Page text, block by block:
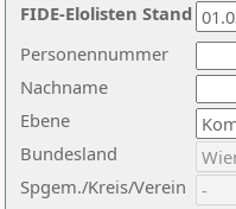
Nachname
Ebene
Personennummer
Bundesland
Spgem./Kreis/Verein
FIDE-Elolisten Stand